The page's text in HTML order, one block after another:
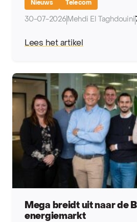
Nieuws Telecom
30-07-2026 Mehdi El Taghdouini
Lees het artikel
Mega breidt uit naar de
energiemarkt